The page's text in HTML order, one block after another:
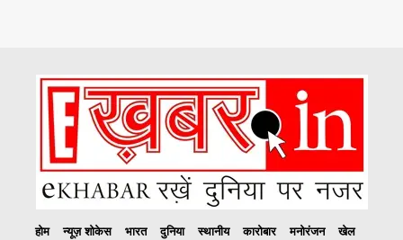
होम न्यूज़ शोकेस भारत दुनिया स्थानीय कारोबार मनोरंजन
खेल